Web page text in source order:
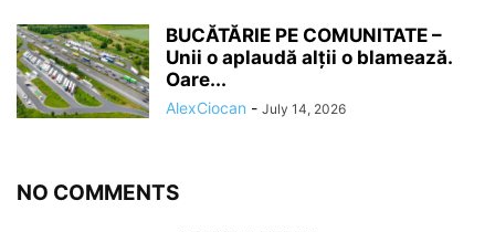
BUCĂTĂRIE PE COMUNITATE –
Unii o aplaudă alții o blamează.
Oare...
AlexCiocan - July 14, 2026
NO COMMENTS